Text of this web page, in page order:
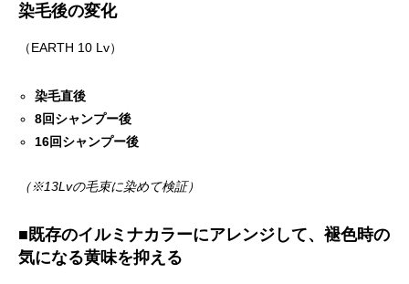
染毛後の変化
（EARTH 10 Lv）
染毛直後
8回シャンプー後
16回シャンプー後
（※13Lvの毛束に染めて検証）
■既存のイルミナカラーにアレンジして、褪色時の
気になる黄味を抑える